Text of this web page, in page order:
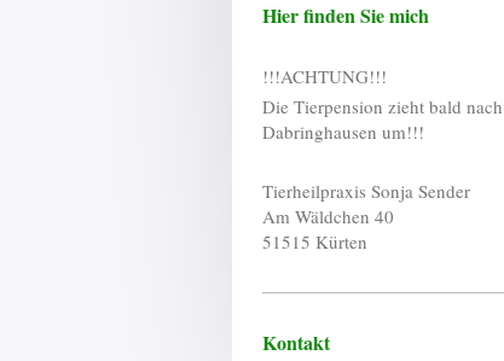
Hier finden Sie mich
!!!ACHTUNG!!!
Die Tierpension zieht bald nach
Dabringhausen um!!!
Tierheilpraxis Sonja Sender
Am Wäldchen 40
51515 Kürten
Kontakt